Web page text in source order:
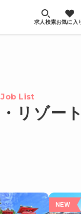
求人検索お気に入
Job List
リゾー